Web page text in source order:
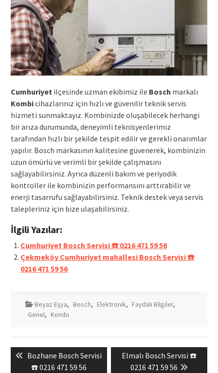
Cumhuriyetilçesinde uzman ekibimiz ile Bosch markalı
Kombicihazlarınız için hızlı ve güvenilir teknik servis
hizmeti sunmaktayız. Kombinizde oluşabilecek herhangi
bir arıza durumunda, deneyimli teknisyenlerimiz
tarafından hızlı bir şekilde tespit edilir ve gerekli onarımlar
yapılır. Bosch markasının kalitesine güvenerek, kombinizin
uzun ömürlü ve verimli bir şekilde çalışmasını
sağlayabilirsiniz. Ayrıca düzenli bakım ve periyodik
kontroller ile kombinizin performansını arttırabilir ve
enerji tasarrufu sağlayabilirsiniz. Teknik destek veya servis
talepleriniz için bize ulaşabilirsiniz.
İlgili Yazılar:
Cumhuriyet Bosch Servisi ☎️ 0216 471 59 56
Çekmeköy Cumhuriyet mahallesi Bosch Servisi ☎️
0216 471 59 56
Beyaz Eşya, Bosch, Elektronik, Faydalı Bilgiler,
Genel, Kombi
Yazı
gezinmesi
Previous
post:
Bozhane Bosch Servisi
☎️ 0216 471 59 56
Next
post:
Elmalı Bosch Servisi ☎️
0216 471 59 56